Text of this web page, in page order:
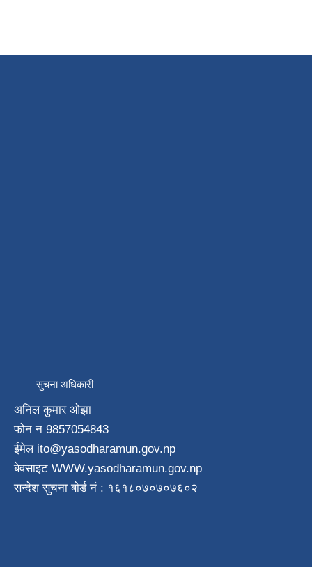
सुचना अधिकारी
अनिल कुमार ओझा
फाेन न‌ 9857054843
ईमेल ito@yasodharamun.gov.np
बेवसाइट WWW.yasodharamun.gov.np
सन्देश सुचना बाेर्ड न‌ं : १६१८०७०७०७६०२